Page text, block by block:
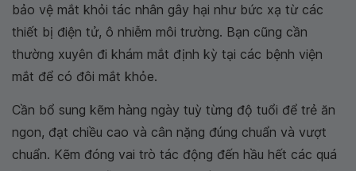
bảo vệ mắt khỏi tác nhân gây hại như bức xạ từ các
thiết bị điện tử, ô nhiễm môi trường. Bạn cũng cần
thường xuyên đi khám mắt định kỳ tại các bệnh viện
mắt để có đôi mắt khỏe.
Cần bổ sung kẽm hàng ngày tuỳ từng độ tuổi để trẻ ăn
ngon, đạt chiều cao và cân nặng đúng chuẩn và vượt
chuẩn. Kẽm đóng vai trò tác động đến hầu hết các quá